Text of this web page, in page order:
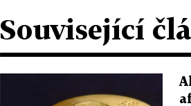
Související